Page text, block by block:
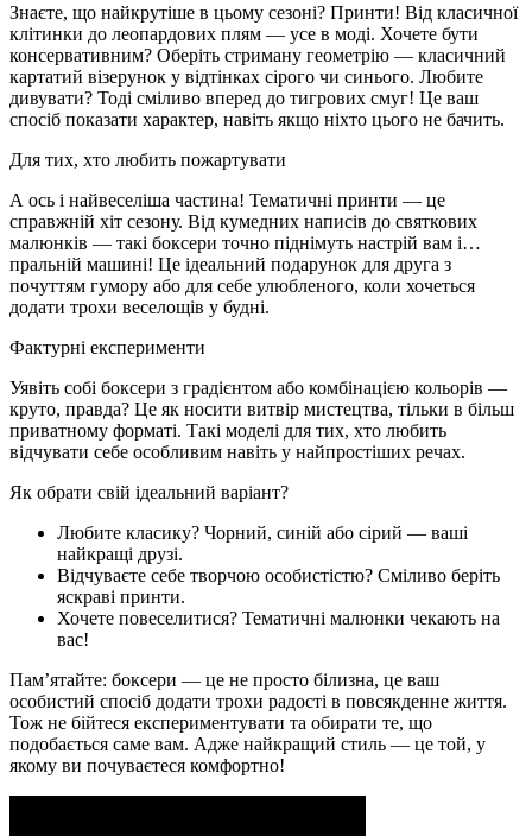
Знаєте, що найкрутіше в цьому сезоні? Принти! Від класичної
клітинки до леопардових плям — усе в моді. Хочете бути
консервативним? Оберіть стриману геометрію — класичний
картатий візерунок у відтінках сірого чи синього. Любите
дивувати? Тоді сміливо вперед до тигрових смуг! Це ваш
спосіб показати характер, навіть якщо ніхто цього не бачить.
Для тих, хто любить пожартувати
А ось і найвеселіша частина! Тематичні принти — це
справжній хіт сезону. Від кумедних написів до святкових
малюнків — такі боксери точно піднімуть настрій вам і…
пральній машині! Це ідеальний подарунок для друга з
почуттям гумору або для себе улюбленого, коли хочеться
додати трохи веселощів у будні.
Фактурні експерименти
Уявіть собі боксери з градієнтом або комбінацією кольорів —
круто, правда? Це як носити витвір мистецтва, тільки в більш
приватному форматі. Такі моделі для тих, хто любить
відчувати себе особливим навіть у найпростіших речах.
Як обрати свій ідеальний варіант?
Любите класику? Чорний, синій або сірий — ваші
найкращі друзі.
Відчуваєте себе творчою особистістю? Сміливо беріть
яскраві принти.
Хочете повеселитися? Тематичні малюнки чекають на
вас!
Пам’ятайте: боксери — це не просто білизна, це ваш
особистий спосіб додати трохи радості в повсякденне життя.
Тож не бійтеся експериментувати та обирати те, що
подобається саме вам. Адже найкращий стиль — це той, у
якому ви почуваєтеся комфортно!